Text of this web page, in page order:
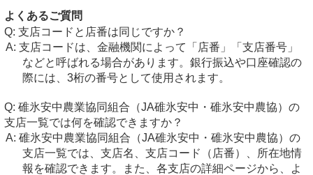
よくあるご質問
支店コードと店番は同じですか？
支店コードは、金融機関によって「店番」「支店番号」
などと呼ばれる場合があります。銀行振込や口座確認の
際には、3桁の番号として使用されます。
碓氷安中農業協同組合（JA碓氷安中・碓氷安中農協）の
支店一覧では何を確認できますか？
碓氷安中農業協同組合（JA碓氷安中・碓氷安中農協）の
支店一覧では、支店名、支店コード（店番）、所在地情
報を確認できます。また、各支店の詳細ページから、よ